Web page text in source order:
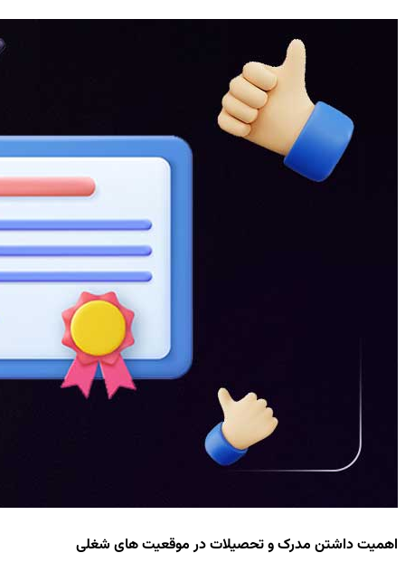
اهمیت داشتن مدرک و تحصیلات در موقعیت های شغلی